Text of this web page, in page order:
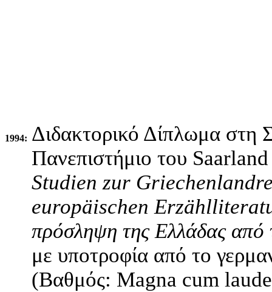
1994: Διδακτορικό Δίπλωμα στη
Πανεπιστήμιο του
Studien zur
europäischen
πρόσληψη της Ελλάδας από
με υποτροφία από το
(Βαθμός: Magna cum